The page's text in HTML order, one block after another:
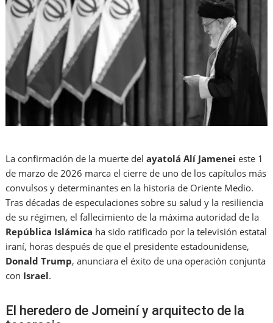
La confirmación de la muerte delayatolá Alí Jamenei este 1
de marzo de 2026 marca el cierre de uno de los capítulos más
convulsos y determinantes en la historia de Oriente Medio.
Tras décadas de especulaciones sobre su salud y la resiliencia
de su régimen, el fallecimiento de la máxima autoridad de la
República Islámica ha sido ratificado por la televisión estatal
iraní, horas después de que el presidente estadounidense,
Donald Trump, anunciara el éxito de una operación conjunta
con Israel.
El heredero de Jomeiní y arquitecto de la